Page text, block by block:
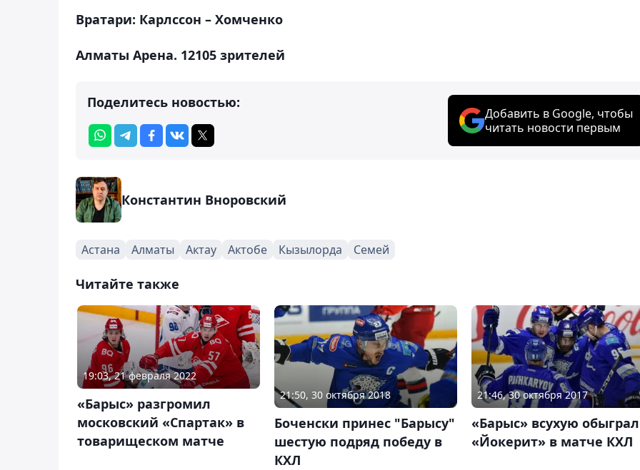
Вратари: Карлссон – Хомченко
Алматы Арена. 12105 зрителей
Поделитесь новостью:
Добавить в Google, чтобы
читать новости первым
Константин Вноровский
Астана Алматы Актау Актобе Кызылорда Семей
Читайте также
19:03, 21 февраля 2022
«Барыс» разгромил
московский «Спартак» в
товарищеском матче
21:50, 30 октября 2018
Боченски принес "Барысу"
шестую подряд победу в
КХЛ
21:46, 30 октября 2017
«Барыс» всухую обыграл
«Йокерит» в матче КХЛ